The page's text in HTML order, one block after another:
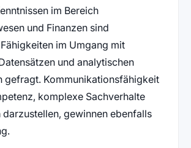
im Bereich
und Finanzen sind
im Umgang mit
und analytischen
gefragt. Kommunikationsfähigkeit
komplexe Sachverhalte
gewinnen ebenfalls